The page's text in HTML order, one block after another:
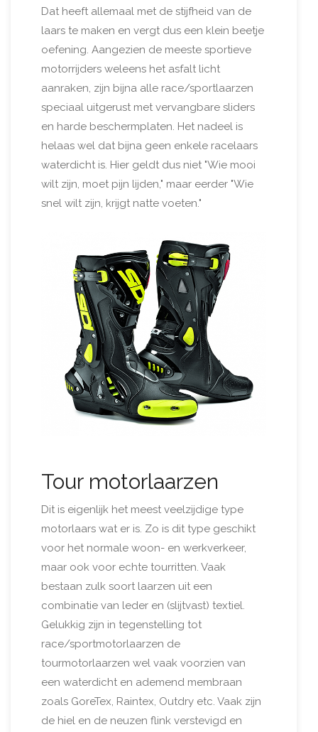
Dat heeft allemaal met de stijfheid van de
laars te maken en vergt dus een klein beetje
oefening. Aangezien de meeste sportieve
motorrijders weleens het asfalt licht
aanraken, zijn bijna alle race/sportlaarzen
speciaal uitgerust met vervangbare sliders
en harde beschermplaten. Het nadeel is
helaas wel dat bijna geen enkele racelaars
waterdicht is. Hier geldt dus niet "Wie mooi
wilt zijn, moet pijn lijden," maar eerder "Wie
snel wilt zijn, krijgt natte voeten."
Tour motorlaarzen
Dit is eigenlijk het meest veelzijdige type
motorlaars wat er is. Zo is dit type geschikt
voor het normale woon- en werkverkeer,
maar ook voor echte tourritten. Vaak
bestaan zulk soort laarzen uit een
combinatie van leder en (slijtvast) textiel.
Gelukkig zijn in tegenstelling tot
race/sportmotorlaarzen de
tourmotorlaarzen wel vaak voorzien van
een waterdicht en ademend membraan
zoals GoreTex, Raintex, Outdry etc. Vaak zijn
de hiel en de neuzen flink verstevigd en